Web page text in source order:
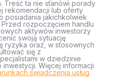
Treść ta nie stanowi porady
rekomendacji lub oferty
posiadania jakichkolwiek
rozpoczęciem handlu
aktywów inwestorzy
swoją sytuację
ryzyka oraz, w stosownych
się z
w dziedzinie
Więcej informacji
świadczenia usług